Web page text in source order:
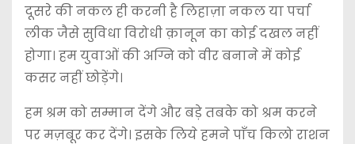
दूसरे की नकल ही करनी है लिहाज़ा नकल या पर्चा
लीक जैसे सुविधा विरोधी क़ानून का कोई दखल नहीं
होगा। हम युवाओं की अग्नि को वीर बनाने में कोई
कसर नहीं छोड़ेंगे।
हम श्रम को सम्मान देंगे और बड़े तबके को श्रम करने
पर मज़बूर कर देंगे। इसके लिये हमने पाँच किलो राशन